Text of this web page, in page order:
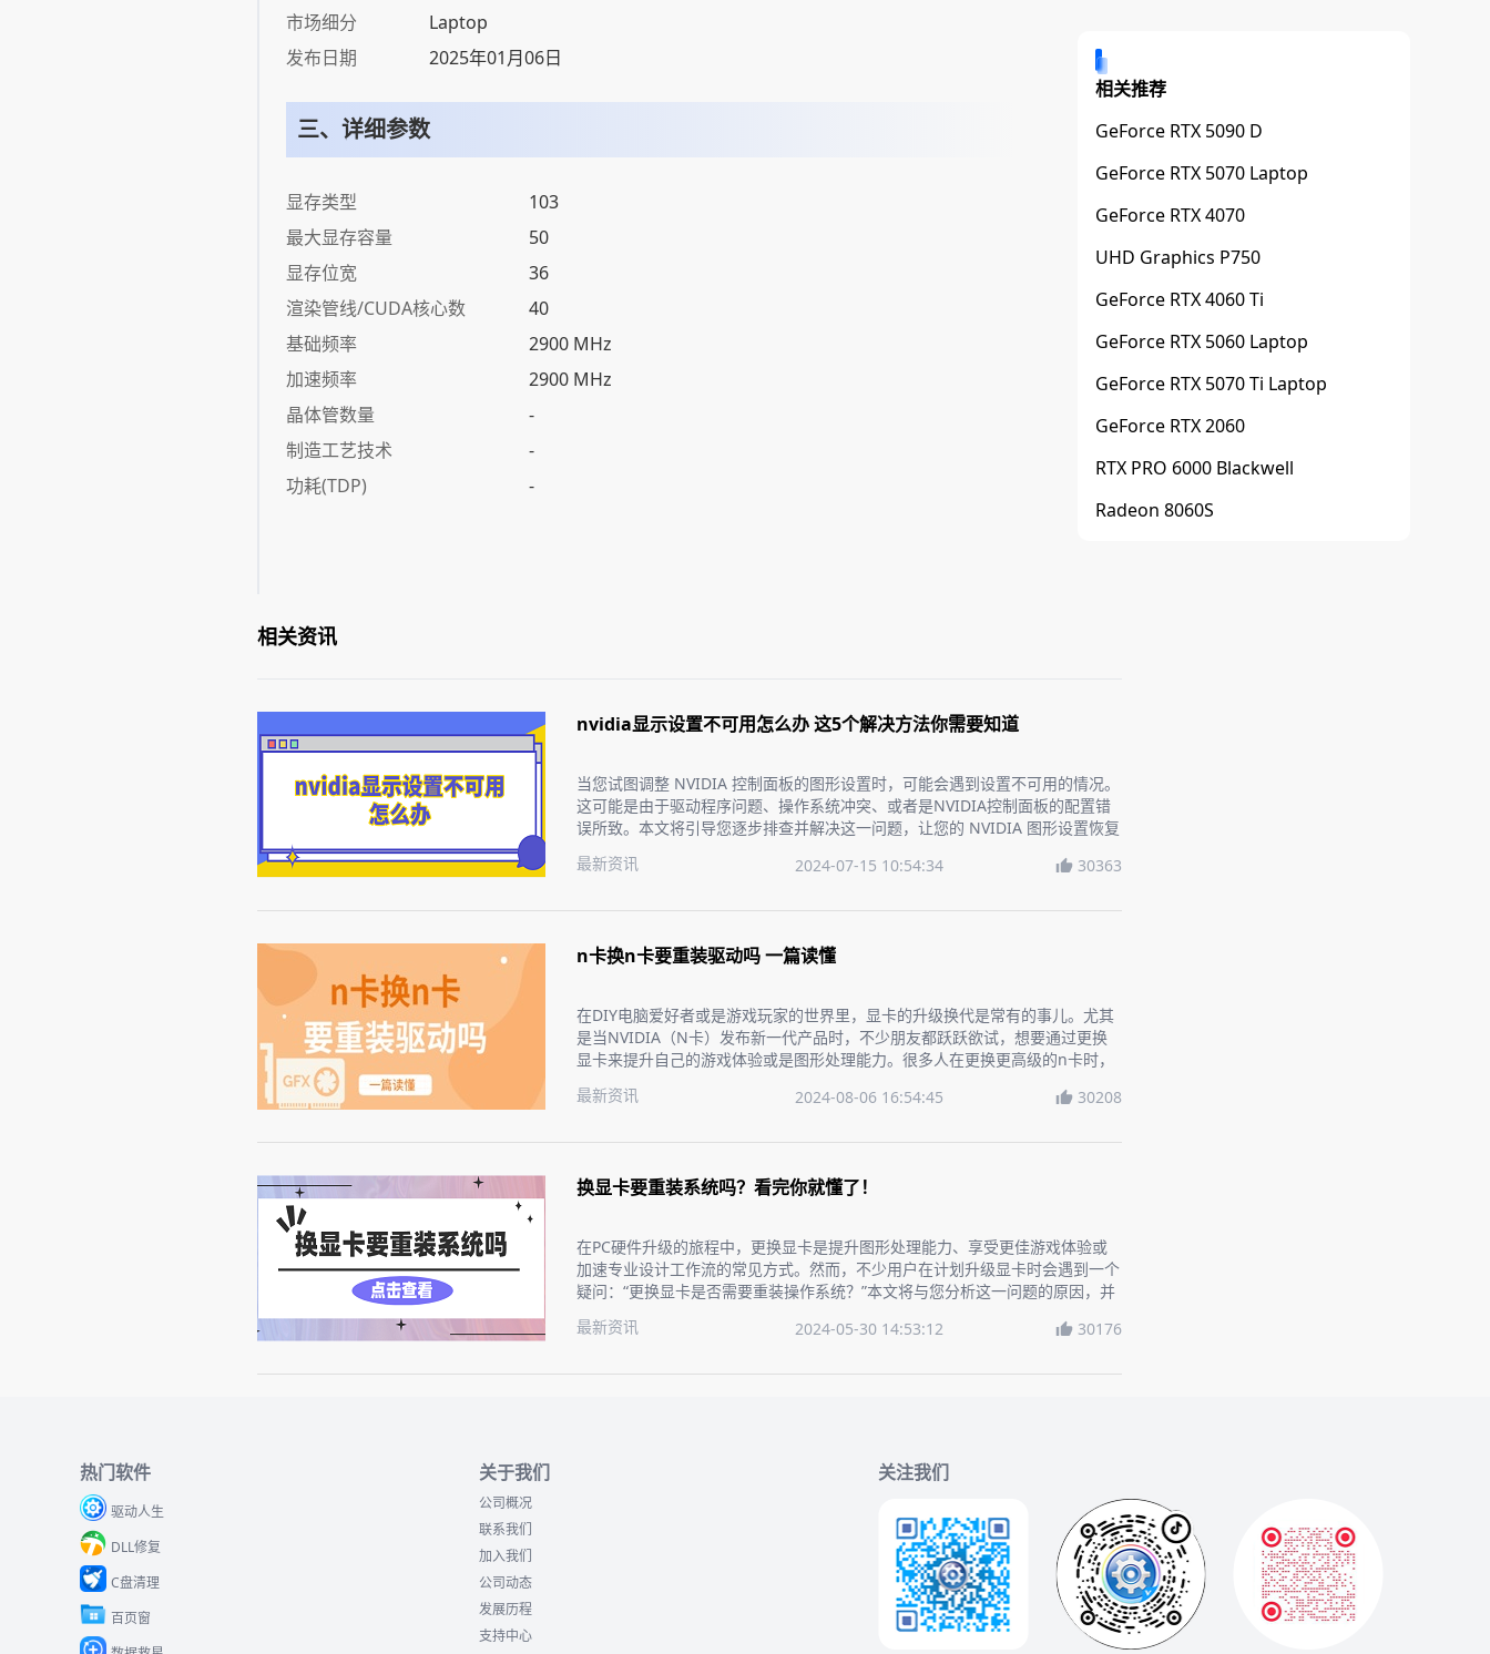
市场细分
Laptop
发布日期
2025年01月06日
三、详细参数
显存类型
103
最大显存容量
50
显存位宽
36
渲染管线/CUDA核心数
40
基础频率
2900 MHz
加速频率
2900 MHz
晶体管数量
-
制造工艺技术
-
功耗(TDP)
-
相关推荐
GeForce RTX 5090 D
GeForce RTX 5070 Laptop
GeForce RTX 4070
UHD Graphics P750
GeForce RTX 4060 Ti
GeForce RTX 5060 Laptop
GeForce RTX 5070 Ti Laptop
GeForce RTX 2060
RTX PRO 6000 Blackwell
Radeon 8060S
相关资讯
nvidia显示设置不可用怎么办 这5个解决方法你需要知道
当您试图调整 NVIDIA 控制面板的图形设置时，可能会遇到设置不可用的情况。
这可能是由于驱动程序问题、操作系统冲突、或者是NVIDIA控制面板的配置错
误所致。本文将引导您逐步排查并解决这一问题，让您的 NVIDIA 图形设置恢复
最新资讯 2024-07-15 10:54:34 30363
n卡换n卡要重装驱动吗 一篇读懂
在DIY电脑爱好者或是游戏玩家的世界里，显卡的升级换代是常有的事儿。尤其
是当NVIDIA（N卡）发布新一代产品时，不少朋友都跃跃欲试，想要通过更换
显卡来提升自己的游戏体验或是图形处理能力。很多人在更换更高级的n卡时，
手，无忧升级。
最新资讯 2024-08-06 16:54:45 30208
换显卡要重装系统吗？看完你就懂了！
在PC硬件升级的旅程中，更换显卡是提升图形处理能力、享受更佳游戏体验或
加速专业设计工作流的常见方式。然而，不少用户在计划升级显卡时会遇到一个
疑问：“更换显卡是否需要重装操作系统？”本文将与您分析这一问题的原因，并
最新资讯 2024-05-30 14:53:12 30176
热门软件
驱动人生
DLL修复
C盘清理
百页窗
关于我们
公司概况
联系我们
加入我们
公司动态
发展历程
支持中心
关注我们